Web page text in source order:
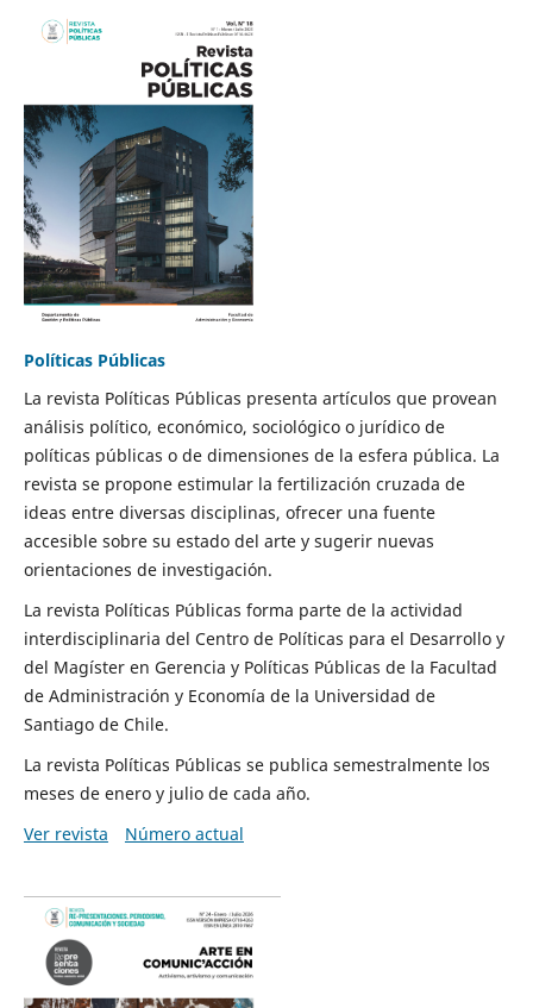
Políticas Públicas
La revista Políticas Públicas presenta artículos que provean
análisis político, económico, sociológico o jurídico de
políticas públicas o de dimensiones de la esfera pública. La
revista se propone estimular la fertilización cruzada de
ideas entre diversas disciplinas, ofrecer una fuente
accesible sobre su estado del arte y sugerir nuevas
orientaciones de investigación.
La revista Políticas Públicas forma parte de la actividad
interdisciplinaria del Centro de Políticas para el Desarrollo y
del Magíster en Gerencia y Políticas Públicas de la Facultad
de Administración y Economía de la Universidad de
Santiago de Chile.
La revista Políticas Públicas se publica semestralmente los
meses de enero y julio de cada año.
Ver revista
Número actual